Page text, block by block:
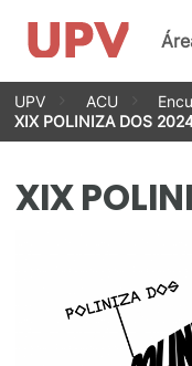
Saltar
contenido
UPV ACU
XIX POLINIZA DOS
XIX